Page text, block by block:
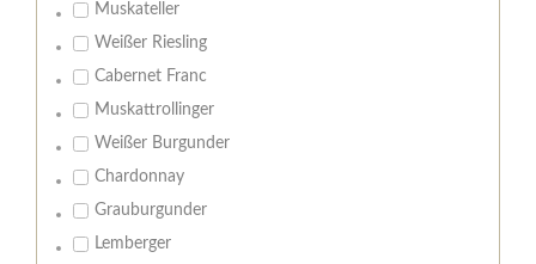
Muskateller
Weißer Riesling
Cabernet Franc
Muskattrollinger
Weißer Burgunder
Chardonnay
Grauburgunder
Lemberger